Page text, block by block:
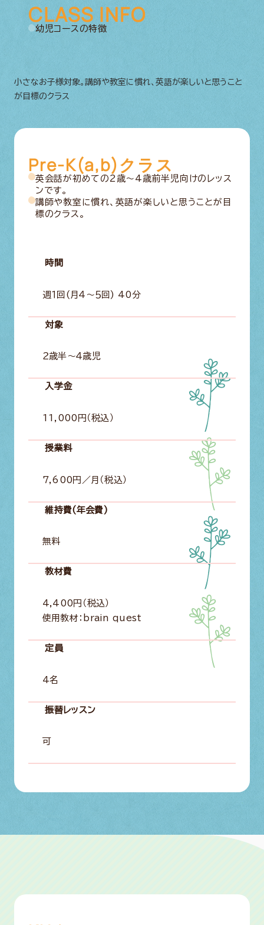
CLASS INFO
幼児コースの特徴
小さなお子様対象。講師や教室に慣れ、英語が楽しいと思うこと
が目標のクラス
Pre-K(a,b)クラス
英会話が初めての2歳〜4歳前半児向けのレッス
ンです。
講師や教室に慣れ、英語が楽しいと思うことが目
標のクラス。
時間
週１回(月４〜５回) 40分
対象
２歳半〜４歳児
入学金
11,000円（税込）
授業料
7,600円／月（税込）
維持費(年会費)
無料
教材費
4,400円（税込）
使用教材：brain quest
定員
4名
振替レッスン
可